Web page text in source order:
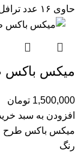
حاوی ۱۶ عدد ترافل و بن بن
میکس باکس
1,500,000 تومان
افزودن به سبد
میکس باکس طرح
رنگ